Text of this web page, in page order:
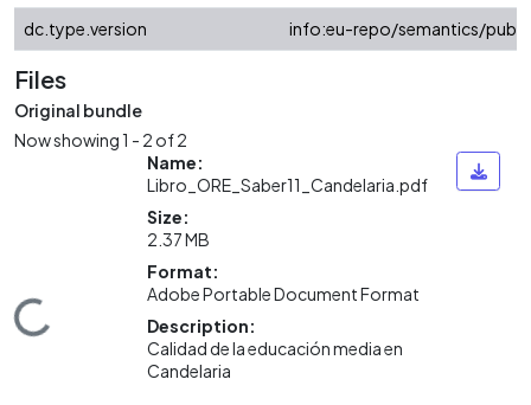
dc.type.version
info:eu-repo/semantics/
Files
Original bundle
Now showing1 - 2 of 2
Name:
Libro_ORE_Saber11_Candelaria.pdf
Size:
2.37 MB
Format:
Adobe Portable Document Format
Description:
Calidad de la educación media en
Candelaria